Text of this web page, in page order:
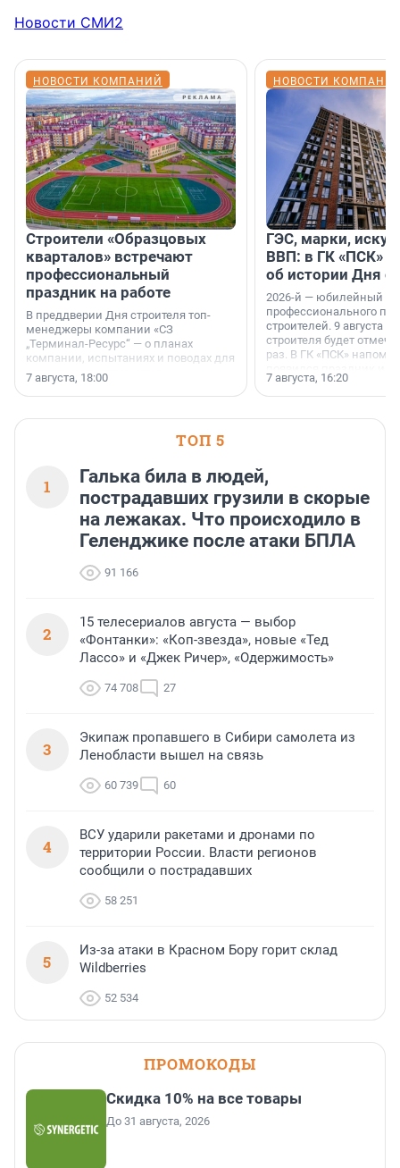
Новости СМИ2
НОВОСТИ КОМПАНИЙ
Строители «Образцовых
кварталов» встречают
профессиональный
праздник на работе
В преддверии Дня строителя топ-
менеджеры компании «СЗ
„Терминал-Ресурс“ — о планах
компании, испытаниях и поводах для
осторожного оптимизма.
7 августа, 18:00
НОВОСТИ
ГЭС, марки,
ВВП: в ГК «ПСК»
об истории Дня
2026-й — юбилейный
профессионального
строителей. 9 августа
строителя будет
раз. В ГК «ПСК»
поменялась роль
7 августа, 16:20
ТОП 5
1
Галька била в людей,
пострадавших грузили в скорые
на лежаках. Что происходило в
Геленджике после атаки БПЛА
91 166
2
15 телесериалов августа — выбор
«Фонтанки»: «Коп-звезда», новые «Тед
Лассо» и «Джек Ричер», «Одержимость»
74 708 27
3
Экипаж пропавшего в Сибири самолета из
Ленобласти вышел на связь
60 739 60
4
ВСУ ударили ракетами и дронами по
территории России. Власти регионов
сообщили о пострадавших
58 251
5
Из-за атаки в Красном Бору горит склад
Wildberries
52 534
ПРОМОКОДЫ
Скидка 10% на все товары
До 31 августа, 2026